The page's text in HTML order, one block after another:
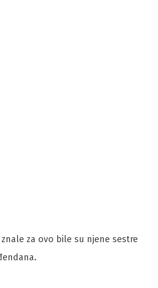
za ovo bile su njene sestre